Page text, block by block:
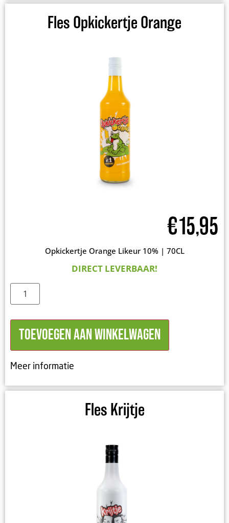
Fles Opkickertje Orange
€15,95
Opkickertje Orange Likeur 10% | 70CL
DIRECT LEVERBAAR!
Toevoegen aan winkelwagen
Meer informatie
Fles Krijtje